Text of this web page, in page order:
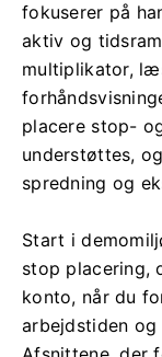
fokuserer på
aktiv og
multiplikator,
placere stop-
understøttes,
spredning og
Start i
stop placering,
konto, når du
arbejdstiden